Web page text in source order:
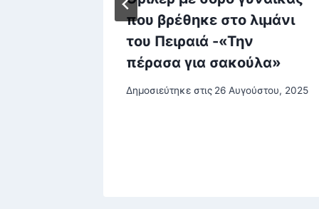
που βρέθηκε στο λιμάνι
του Πειραιά -«Την
πέρασα για σακούλα»
Δημοσιεύτηκε στις 26 Αυγούστου, 2025